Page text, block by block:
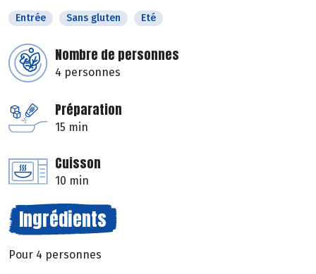
Entrée Sans gluten Eté
Nombre de personnes
4 personnes
Préparation
15 min
Cuisson
10 min
Ingrédients
Pour 4 personnes